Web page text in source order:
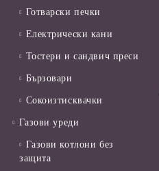
Готварски печки
Електрически кани
Тостери и сандвич преси
Бързовари
Сокоизтисквачки
Газови уреди
Газови котлони без
защита